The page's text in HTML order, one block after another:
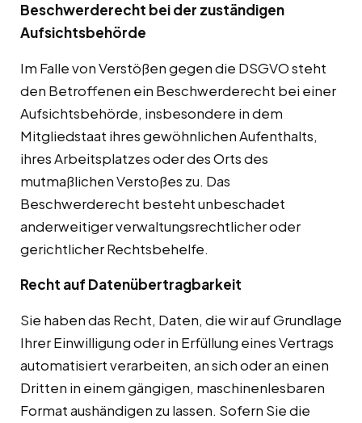
Beschwerderecht bei der zuständigen
Aufsichtsbehörde
Im Falle von Verstößen gegen die DSGVO steht
den Betroffenen ein Beschwerderecht bei einer
Aufsichtsbehörde, insbesondere in dem
Mitgliedstaat ihres gewöhnlichen Aufenthalts,
ihres Arbeitsplatzes oder des Orts des
mutmaßlichen Verstoßes zu. Das
Beschwerderecht besteht unbeschadet
anderweitiger verwaltungsrechtlicher oder
gerichtlicher Rechtsbehelfe.
Recht auf Datenübertragbarkeit
Sie haben das Recht, Daten, die wir auf Grundlage
Ihrer Einwilligung oder in Erfüllung eines Vertrags
automatisiert verarbeiten, an sich oder an einen
Dritten in einem gängigen, maschinenlesbaren
Format aushändigen zu lassen. Sofern Sie die